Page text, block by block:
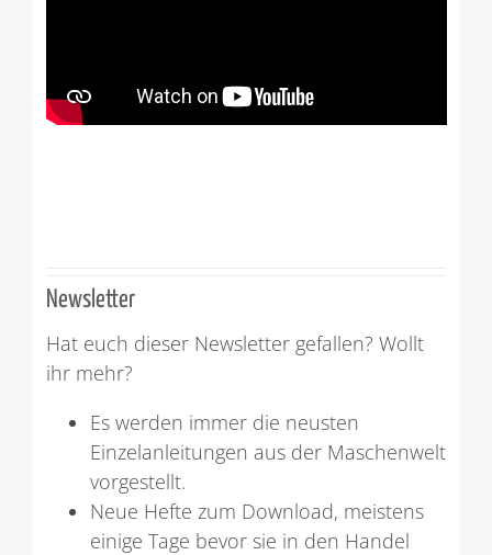
Newsletter
Hat euch dieser Newsletter gefallen? Wollt
ihr mehr?
Es werden immer die neusten
Einzelanleitungen aus der Maschenwelt
vorgestellt.
Neue Hefte zum Download, meistens
einige Tage bevor sie in den Handel